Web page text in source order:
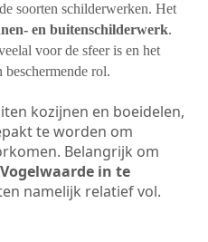
soorten schilderwerken. Het
en buitenschilderwerk.
voor de sfeer is en het
rol.
kozijnen en boeidelen,
te worden om
Belangrijk om
in te
namelijk relatief vol.